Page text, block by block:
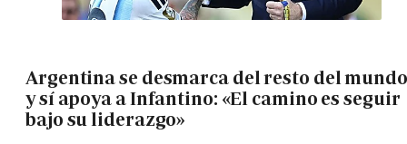
Argentina se desmarca del resto del mundo
y sí apoya a Infantino: «El camino es seguir
bajo su liderazgo»